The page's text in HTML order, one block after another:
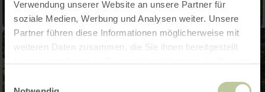
Verwendung unserer Website an unsere Partner für
soziale Medien, Werbung und Analysen weiter. Unsere
Partner führen diese Informationen möglicherweise mit
weiteren Daten zusammen, die Sie ihnen bereitgestellt
Einwilligungsauswahl